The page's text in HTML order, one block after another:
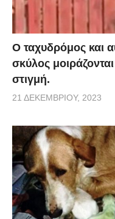
Ο ταχυδρόμος και
σκύλος
στιγμή.
21 ΔΕΚΕΜΒΡΊΟΥ, 2023